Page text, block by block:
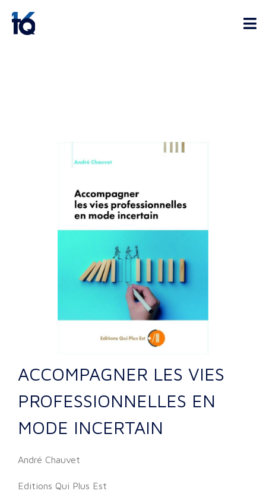
ACCOMPAGNER LES VIES
PROFESSIONNELLES EN
MODE INCERTAIN
André Chauvet
Editions Qui Plus Est